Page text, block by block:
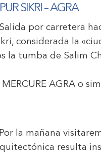
SIKRI – AGRA
por carretera
considerada la
la tumba de Salim
AGRA o
la mañana
resulta